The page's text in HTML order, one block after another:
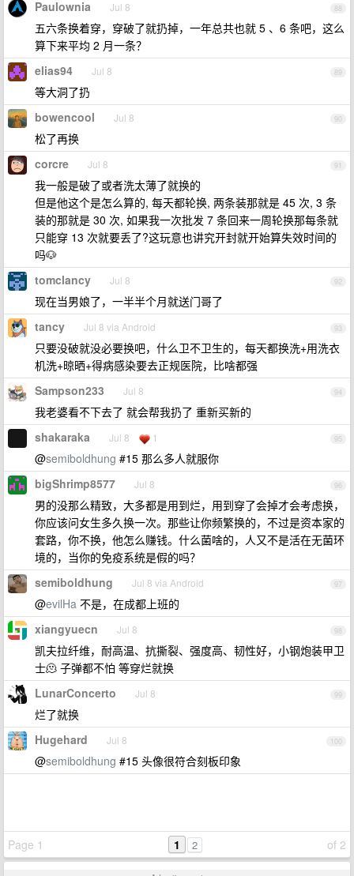
88
Paulownia Jul 8
五六条换着穿，穿破了就扔掉，一年总共也就 5 、6 条吧，这么
算下来平均 2 月一条？
89
elias94 Jul 8
等大洞了扔
90
bowencool Jul 8
松了再换
91
corcre Jul 8
我一般是破了或者洗太薄了就换的
但是他这个是怎么算的, 每天都轮换, 两条装那就是 45 次, 3 条
装的那就是 30 次, 如果我一次批发 7 条回来一周轮换那每条就
只能穿 13 次就要丢了?这玩意也讲究开封就开始算失效时间的
吗🐶
92
tomclancy Jul 8
现在当男娘了，一半半个月就送门哥了
93
tancy Jul 8 via Android
只要没破就没必要换吧，什么卫不卫生的，每天都换洗+用洗衣
机洗+晾晒+得病感染要去正规医院，比啥都强
94
Sampson233 Jul 8
我老婆看不下去了 就会帮我扔了 重新买新的
95
shakaraka Jul 8 1
@semiboldhung #15 那么多人就服你
96
bigShrimp8577 Jul 8
男的没那么精致，大多都是用到烂，用到穿了会掉才会考虑换，
你应该问女生多久换一次。那些让你频繁换的，不过是资本家的
套路，你不换，他怎么赚钱。什么菌啥的，人又不是活在无菌环
境的，当你的免疫系统是假的吗？
97
semiboldhung Jul 8 via Android
@evilHa 不是，在成都上班的
98
xiangyuecn Jul 8
凯夫拉纤维，耐高温、抗撕裂、强度高、韧性好，小钢炮装甲卫
士🫠 子弹都不怕 等穿烂就换
99
LunarConcerto Jul 8
烂了就换
100
Hugehard Jul 8
@semiboldhung #15 头像很符合刻板印象
Page 1 of 2
1 2